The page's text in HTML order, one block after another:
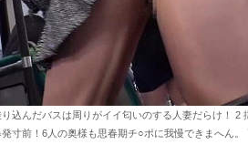
込んだバスは周りがイイ匂いのする人妻だらけ！ 2
寸前！6人の奥様も思春期チ○ポに我慢できまへん。